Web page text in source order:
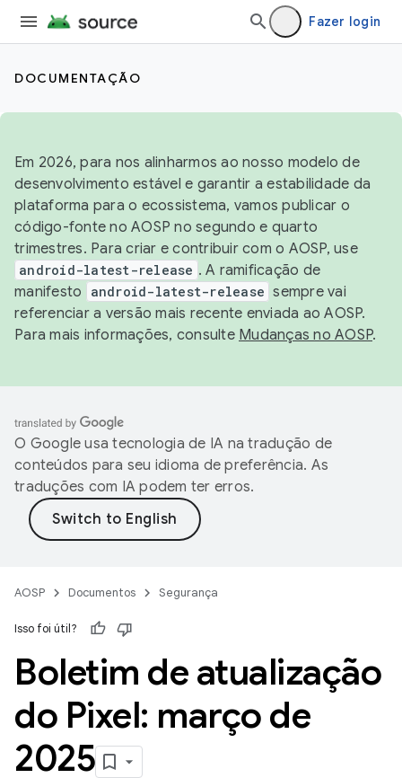
Fazer login
DOCUMENTAÇÃO
Em 2026, para nos alinharmos ao nosso modelo de
desenvolvimento estável e garantir a estabilidade da
plataforma para o ecossistema, vamos publicar o
código-fonte no AOSP no segundo e quarto
trimestres. Para criar e contribuir com o AOSP, use
android-latest-release . A ramificação de
manifesto
android-latest-release sempre vai
referenciar a versão mais recente enviada ao AOSP.
Para mais informações, consulte Mudanças no AOSP.
O Google usa tecnologia de IA na tradução de
conteúdos para seu idioma de preferência. As
traduções com IA podem ter erros.
AOSP Documentos Segurança
Isso foi útil?
Boletim de atualização
do Pixel: março de
2025